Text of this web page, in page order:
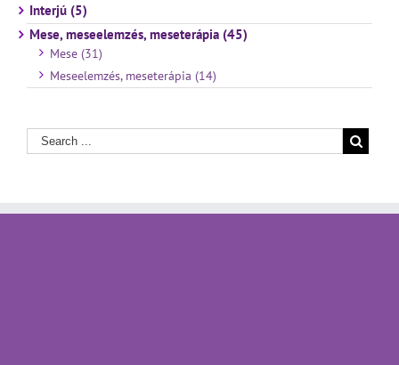
Interjú (5)
Mese, meseelemzés, meseterápia (45)
Mese (31)
Meseelemzés, meseterápia (14)